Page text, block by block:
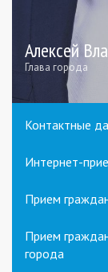
Алексей
Глава города
Контактные
Интернет-
Прием
Прием
города